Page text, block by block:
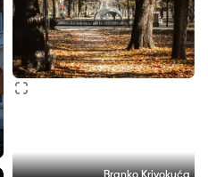
Branko Krivokuća